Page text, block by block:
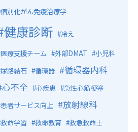
個別化がん免疫治療学
健康診断
冷え
医療支援チーム
外部DMAT
小児科
尿路結石
循環器
循環器内科
心不全
心疾患
急性心筋梗塞
患者サービス向上
放射線科
救命学習 救命教育
救急救命士